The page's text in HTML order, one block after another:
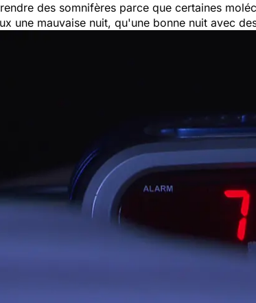
des somnifères parce que certaines
une mauvaise nuit, qu'une bonne nuit avec